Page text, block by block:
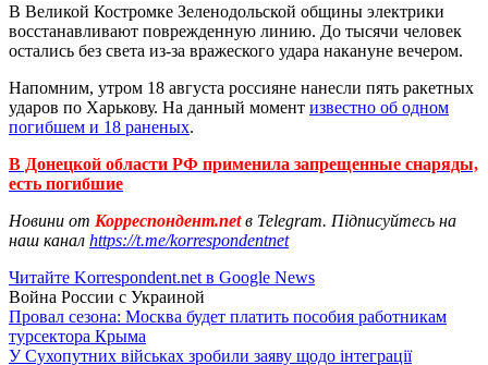
В Великой Костромке Зеленодольской общины электрики
восстанавливают поврежденную линию. До тысячи человек
остались без света из-за вражеского удара накануне вечером.
Напомним, утром 18 августа россияне нанесли пять ракетных
ударов по Харькову. На данный момент известно об одном
погибшем и 18 раненых.
В Донецкой области РФ применила запрещенные снаряды,
есть погибшие
Новини от Корреспондент.netв Telegram. Підписуйтесь на
наш канал https://t.me/korrespondentnet
Читайте Korrespondent.net в Google News
Война России с Украиной
Провал сезона: Москва будет платить пособия работникам
турсектора Крыма
У Сухопутних військах зробили заяву щодо інтеграції